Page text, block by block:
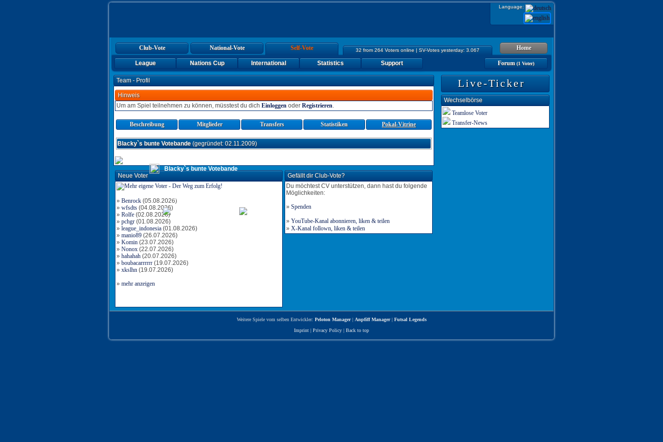
Language:
32 from 264 Voters online | SV-Votes yesterday: 3.067
Club-Vote National-Vote Self-Vote Home
Forum(1 Voter)
League Nations Cup International Statistics Support
Team - Profil
Hinweis
Um am Spiel teilnehmen zu können, müsstest du dich Einloggen oder Registrieren.
Beschreibung Mitglieder Transfers Statistiken Pokal-Vitrine
Blacky`s bunte Votebande(gegründet: 02.11.2009)
Blacky`s bunte Votebande
4x
Neue Voter
» Benrock (05.08.2026)
» wfsdts (04.08.2026)
» Rolfe (02.08.2026)
» pchgr (01.08.2026)
» league_indonesia (01.08.2026)
» manio89 (26.07.2026)
» Komin (23.07.2026)
» Nonox (22.07.2026)
» hahahah (20.07.2026)
» boubacarrrrrr (19.07.2026)
» xkslhn (19.07.2026)
» mehr anzeigen
Gefällt dir Club-Vote?
Du möchtest CV unterstützen, dann hast du folgende
Möglichkeiten:
» Spenden
» YouTube-Kanal abonnieren, liken & teilen
» X-Kanal follown, liken & teilen
Live-Ticker
Wechselbörse
Teamlose Voter
Transfer-News
Weitere Spiele vom selben Entwickler: Peloton Manager| Anpfiff Manager| Futsal Legends
Imprint | Privacy Policy | Back to top